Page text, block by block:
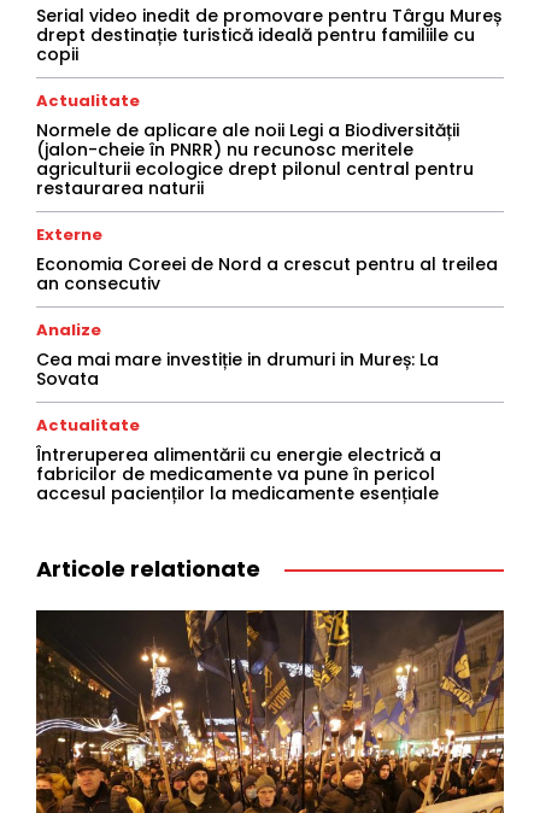
Serial video inedit de promovare pentru Târgu Mureș
drept destinație turistică ideală pentru familiile cu
copii
Actualitate
Normele de aplicare ale noii Legi a Biodiversității
(jalon-cheie în PNRR) nu recunosc meritele
agriculturii ecologice drept pilonul central pentru
restaurarea naturii
Externe
Economia Coreei de Nord a crescut pentru al treilea
an consecutiv
Analize
Cea mai mare investiție in drumuri in Mureș: La
Sovata
Actualitate
Întreruperea alimentării cu energie electrică a
fabricilor de medicamente va pune în pericol
accesul pacienților la medicamente esențiale
Articole relationate